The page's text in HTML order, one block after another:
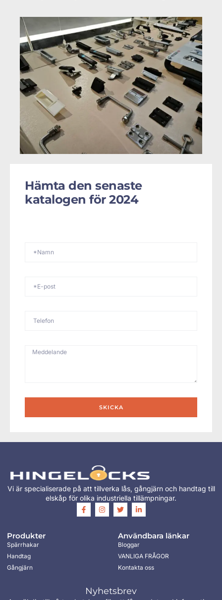
Hämta den senaste
katalogen för 2024
SKICKA
Vi är specialiserade på att tillverka lås, gångjärn och handtag till
elskåp för olika industriella tillämpningar.
Produkter
Spärrhakar
Handtag
Gångjärn
Användbara länkar
Bloggar
VANLIGA FRÅGOR
Kontakta oss
Nyhetsbrev